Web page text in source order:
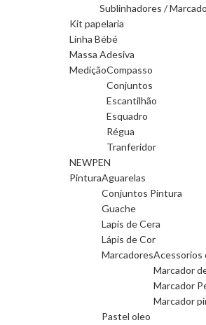
Sublinhadores /
Kit papelaria
Linha Bébé
Massa Adesiva
MediçãoCompasso
Conjuntos
Escantilhão
Esquadro
Régua
Tranferidor
NEWPEN
PinturaAguarelas
Conjuntos Pintura
Guache
Lapis de Cera
Lápis de Cor
MarcadoresAcessorios
Marcador
Marcador
Marcador
Pastel oleo